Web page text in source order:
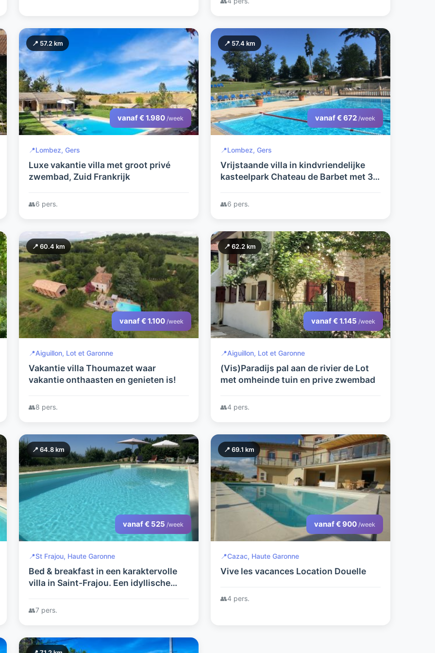
📍 57.2 km
vanaf € 1.980 /week
📍Lombez, Gers
Luxe vakantie villa met groot privé
zwembad, Zuid Frankrijk
👥6 pers.
📍 57.4 km
vanaf € 672 /week
📍Lombez, Gers
Vrijstaande villa in kindvriendelijke
kasteelpark Chateau de Barbet met 3
prachtige Gers.
👥6 pers.
📍 60.4 km
vanaf € 1.100 /week
📍Aiguillon, Lot et Garonne
Vakantie villa Thoumazet waar
vakantie onthaasten en genieten is!
👥8 pers.
📍 62.2 km
vanaf € 1.145 /week
📍Aiguillon, Lot et Garonne
(Vis)Paradijs pal aan de rivier de Lot
met omheinde tuin en prive zwembad
👥4 pers.
📍 64.8 km
vanaf € 525 /week
📍St Frajou, Haute Garonne
Bed & breakfast in een karaktervolle
villa in Saint-Frajou. Een idyllische
de Pyreneeënketen.
👥7 pers.
📍 69.1 km
vanaf € 900 /week
📍Cazac, Haute Garonne
Vive les vacances Location Douelle
👥4 pers.